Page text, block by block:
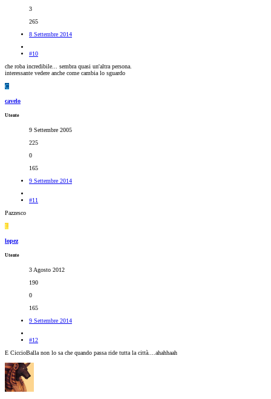
3
265
8 Settembre 2014
#10
che roba incredibile... sembra quasi un'altra persona.
interessante vedere anche come cambia lo sguardo
C
cavelo
Utente
9 Settembre 2005
225
0
165
9 Settembre 2014
#11
Pazzesco
L
lopez
Utente
3 Agosto 2012
190
0
165
9 Settembre 2014
#12
E CiccioBalla non lo sa che quando passa ride tutta la città....ahahhaah